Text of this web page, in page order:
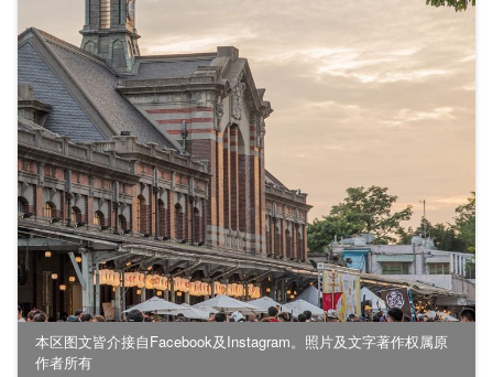
本区图文皆介接自Facebook及Instagram。照片及文字著作权属原
作者所有